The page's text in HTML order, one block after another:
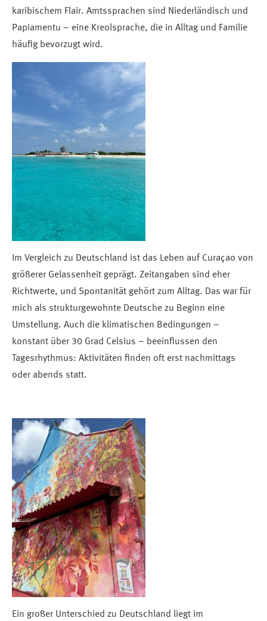
karibischem Flair. Amtssprachen sind Niederländisch und
Papiamentu – eine Kreolsprache, die in Alltag und Familie
häufig bevorzugt wird.
Im Vergleich zu Deutschland ist das Leben auf Curaçao von
größerer Gelassenheit geprägt. Zeitangaben sind eher
Richtwerte, und Spontanität gehört zum Alltag. Das war für
mich als strukturgewohnte Deutsche zu Beginn eine
Umstellung. Auch die klimatischen Bedingungen –
konstant über 30 Grad Celsius – beeinflussen den
Tagesrhythmus: Aktivitäten finden oft erst nachmittags
oder abends statt.
Ein großer Unterschied zu Deutschland liegt im